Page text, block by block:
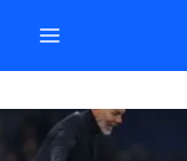
contenu